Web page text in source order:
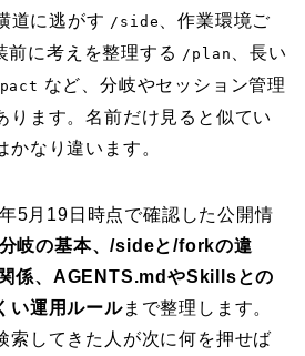
道に逃がす /side
、作業環境ご
前に考えを整理する /plan
、長い
など、分岐やセッション管理
ります。名前だけ見ると似てい
かなり違います。
5月19日時点で確認した公開情
岐の基本、/sideと/forkの違
係、AGENTS.mdやSkillsとの
い運用ルールまで整理します。
索してきた人が次に何を押せば